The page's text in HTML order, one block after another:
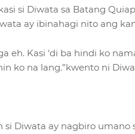
si Diwata sa Batang
ay ibinahagi nito ang
eh. Kasi ‘di ba hindi ko
ko na lang.”kwento ni
si Diwata ay nagbiro umano